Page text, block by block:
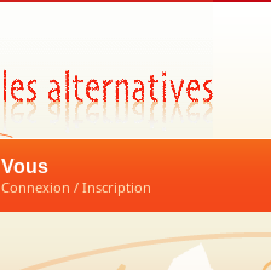
Vous
Connexion / Inscription